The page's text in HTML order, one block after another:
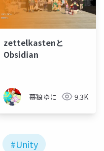
zettelkastenと
Obsidian
慕狼ゆに 9.3K
#Unity